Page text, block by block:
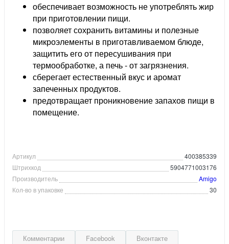
обеспечивает возможность не употреблять жир
при приготовлении пищи.
позволяет сохранить витамины и полезные
микроэлементы в приготавливаемом блюде,
защитить его от пересушивания при
термообработке, а печь - от загрязнения.
сберегает естественный вкус и аромат
запеченных продуктов.
предотвращает проникновение запахов пищи в
помещение.
Артикул
400385339
Штрихкод
5904771003176
Производитель
Amigo
Кол-во в упаковке
30
Комментарии Facebook Вконтакте